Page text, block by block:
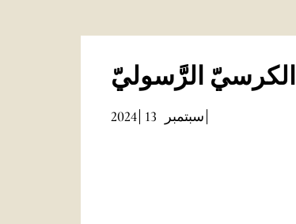
الكرسيّ الرَّسوليّ
2024 سبتمبر 13